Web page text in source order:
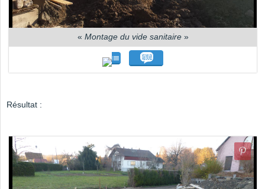
« Montage du vide sanitaire»
Résultat :